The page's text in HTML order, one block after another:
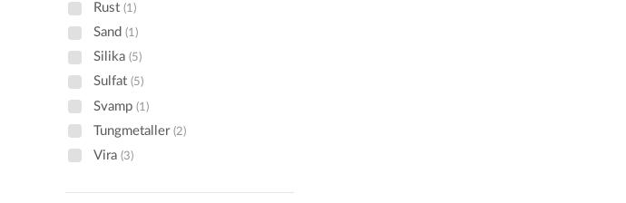
Rust(1)
Sand(1)
Silika(5)
Sulfat(5)
Svamp(1)
Tungmetaller(2)
Vira(3)